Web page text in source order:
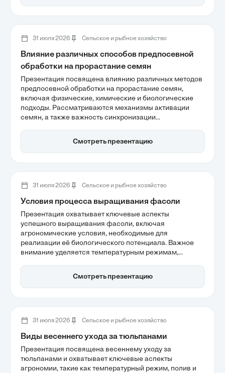
31 июля 2026 Сельское и рыбное хозяйство
Влияние различных способов предпосевной
обработки на прорастание семян
Презентация посвящена влиянию различных методов
предпосевной обработки на прорастание семян,
включая физические, химические и биологические
подходы. Рассматриваются механизмы активации
семян, а также важность синхронизации
равномерных всходов и повышения урожайности. Эти
методы играют ключевую роль в адаптации
Смотреть презентацию
31 июля 2026 Сельское и рыбное хозяйство
Условия процесса выращивания фасоли
Презентация охватывает ключевые аспекты
успешного выращивания фасоли, включая
агрономические условия, необходимые для
реализации её биологического потенциала. Важное
внимание уделяется температурным режимам,
урожая, а также требованиям к почве, включая её
состав и структуру. Правильный уход и защита
Смотреть презентацию
31 июля 2026 Сельское и рыбное хозяйство
Виды весеннего ухода за тюльпанами
Презентация посвящена весеннему уходу за
тюльпанами и охватывает ключевые аспекты
агрономии, такие как температурный режим, полив и